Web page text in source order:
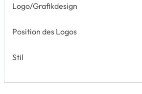
Logo/Grafikdesign
Position des Logos
Stil